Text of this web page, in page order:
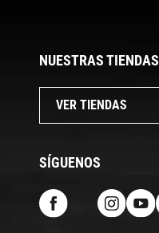
NUESTRAS TIENDAS
VER TIENDAS
SÍGUENOS